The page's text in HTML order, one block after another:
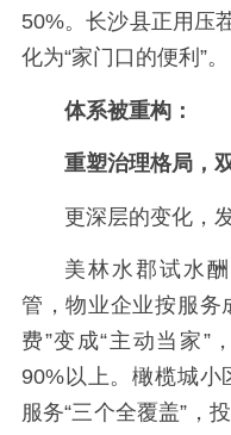
50%。长沙县正用压
化为“家门口的便利”。
体系被重构：
重塑治理格局，
更深层的变化，
美林水郡试水
管，物业企业按服务
费”变成“主动当家”
90%以上。橄榄城小
服务“三个全覆盖”，